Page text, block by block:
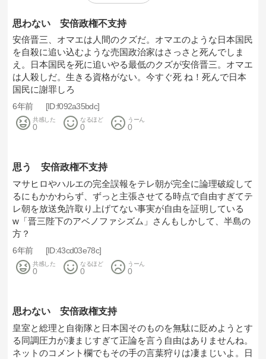
思わない 安倍政権不支持
安倍晋三、オマエは人間のクズだ。オマエのような日本国民
を自殺に追い込むような売国政治家はさっさと死んでしま
え。日本国民を死に追いやる最低のクズが安倍晋三。オマエ
は人殺しだ。生きる資格がない。今すぐ死 ね！死んで日本
国民に謝罪しろ
6年前 f092a35bdc
共感した
0
なるほど
0
うーん
0
思う 安倍政権不支持
マサヒロやハルエの完全誤報をテレ朝が完全に論理破綻して
るにもかかわらず、ずっと主張させてる時点で自由すぎてテ
レ朝を放送免許取り上げてない事実が自由を証明している
w「晋三陛下のアベノファシズム」さんもしかして、半島の
方？
6年前 43cd03e78c
共感した
0
なるほど
0
うーん
0
思わない 安倍政権支持
皇室と総理と自衛隊と日本国そのものを無駄に貶めようとす
る同調圧力が凄まじすぎて正論を言う自由はありませんね。
ネットのコメント欄でもその手の言葉狩りは凄まじいよ。日